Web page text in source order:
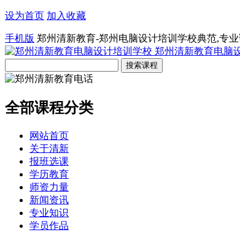
设为首页 加入收藏
手机版 郑州清新教育-郑州电脑设计培训学校典范,专
郑州清新教育电脑
全部课程分类
网站首页
关于清新
报班选课
学历教育
师资力量
新闻资讯
专业知识
学员作品